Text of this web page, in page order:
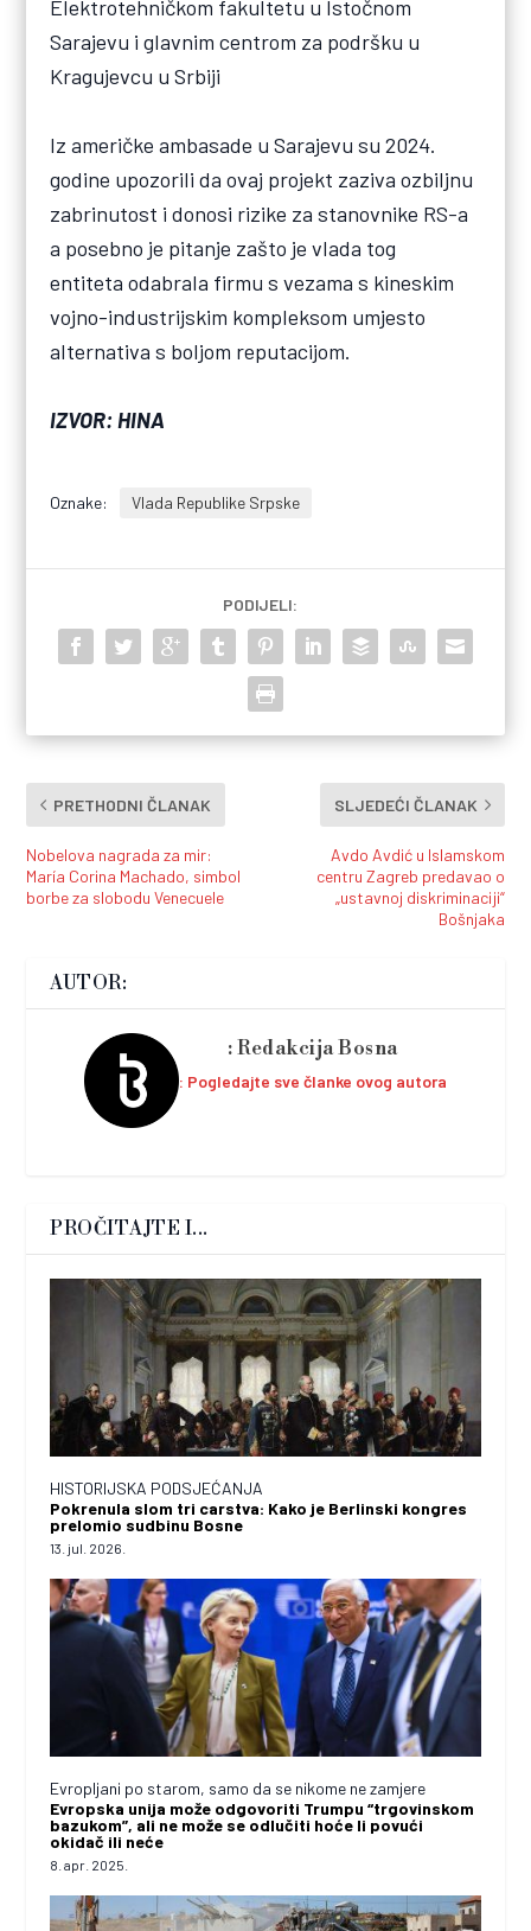
Elektrotehničkom fakultetu u Istočnom
Sarajevu i glavnim centrom za podršku u
Kragujevcu u Srbiji
Iz američke ambasade u Sarajevu su 2024.
godine upozorili da ovaj projekt zaziva ozbiljnu
zabrinutost i donosi rizike za stanovnike RS-a
a posebno je pitanje zašto je vlada tog
entiteta odabrala firmu s vezama s kineskim
vojno-industrijskim kompleksom umjesto
alternativa s boljom reputacijom.
IZVOR: HINA
Oznake: Vlada Republike Srpske
PODIJELI:
PRETHODNI ČLANAK
Nobelova nagrada za mir:
María Corina Machado, simbol
borbe za slobodu Venecuele
SLJEDEĆI ČLANAK
Avdo Avdić u Islamskom
centru Zagreb predavao o
„ustavnoj diskriminaciji“
Bošnjaka
AUTOR:
Redakcija Bosna
Pogledajte sve članke ovog autora
PROČITAJTE I...
HISTORIJSKA PODSJEĆANJA
Pokrenula slom tri carstva: Kako je Berlinski kongres
prelomio sudbinu Bosne
13. jul. 2026.
Evropljani po starom, samo da se nikome ne zamjere
Evropska unija može odgovoriti Trumpu “trgovinskom
bazukom”, ali ne može se odlučiti hoće li povući
okidač ili neće
8. apr. 2025.